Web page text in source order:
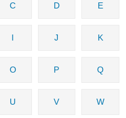
C D E
I J K
O P Q
U V W